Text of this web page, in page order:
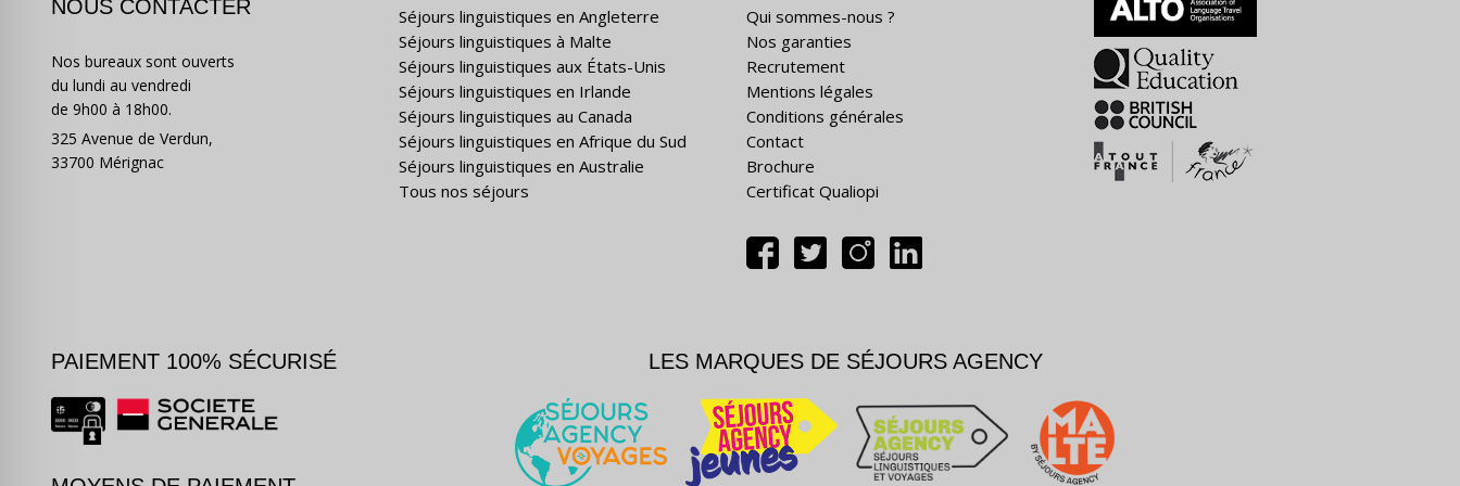
NOUS CONTACTER
Nos bureaux sont ouverts
du lundi au vendredi
de 9h00 à 18h00.
325 Avenue de Verdun,
33700 Mérignac
Séjours linguistiques en Angleterre
Séjours linguistiques à Malte
Séjours linguistiques aux États-Unis
Séjours linguistiques en Irlande
Séjours linguistiques au Canada
Séjours linguistiques en Afrique du Sud
Séjours linguistiques en Australie
Tous nos séjours
Qui sommes-nous ?
Nos garanties
Recrutement
Mentions légales
Conditions générales
Contact
Brochure
Certificat Qualiopi
PAIEMENT 100% SÉCURISÉ LES MARQUES DE SÉJOURS AGENCY